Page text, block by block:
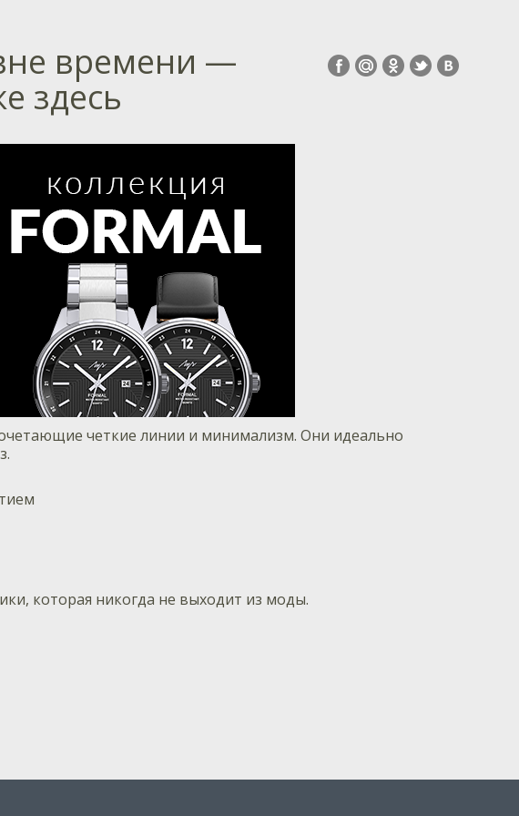
времени —
здесь
четкие линии и минимализм. Они идеально
которая никогда не выходит из моды.